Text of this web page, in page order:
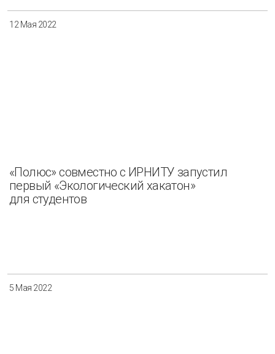
12 Мая 2022
«Полюс» совместно с ИРНИТУ запустил
первый «Экологический хакатон»
для студентов
5 Мая 2022